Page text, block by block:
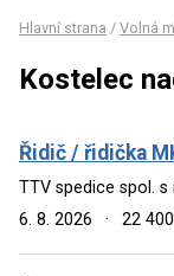
Hlavní strana / Volná
Kostelec
Řidič / řidička
TTV spedice spol. s
6. 8. 2026
· 22